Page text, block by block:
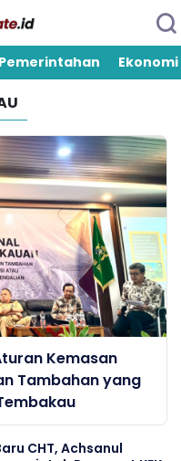
Ekonomi
Kemasan
Tambahan yang
CHT, Achsanul